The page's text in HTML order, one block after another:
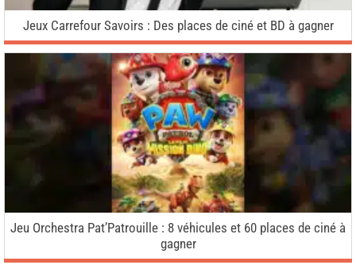
Jeux Carrefour Savoirs : Des places de ciné et BD à gagner
Jeu Orchestra Pat’Patrouille : 8 véhicules et 60 places de ciné à
gagner